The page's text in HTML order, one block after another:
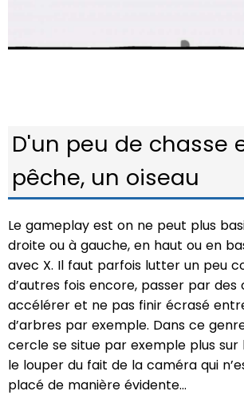
D'un peu de chasse
pêche, un oiseau
Le gameplay est on ne peut plus
droite ou à gauche, en haut ou en
avec X. Il faut parfois lutter un peu
d’autres fois encore, passer par
accélérer et ne pas finir écrasé
d’arbres par exemple. Dans ce
cercle se situe par exemple plus
le louper du fait de la caméra qui
placé de manière évidente…